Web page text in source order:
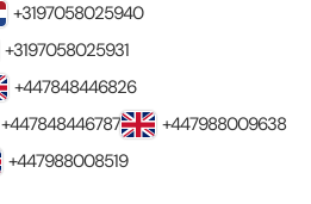
+3197058025940
+3197058025931
+447848446826
+447848446787
+447988009638
+447988008519